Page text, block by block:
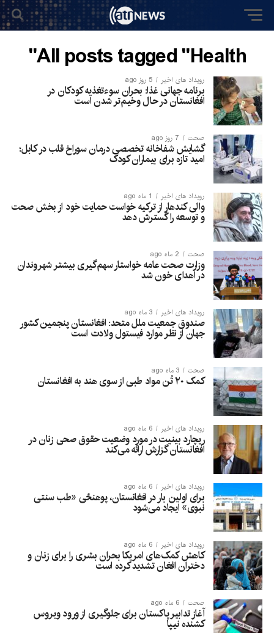
All posts tagged "Health"
رویداد های اخیر 5 روز ago
برنامه جهانی غذا: بحران سوءتغذیه کودکان در
افغانستان در حال وخیم‌تر شدن است
صحت 7 روز ago
گشایش شفاخانه تخصصی درمان سوراخ قلب در کابل؛
امید تازه برای بیماران کودک
رویداد های اخیر 1 ماه ago
والی کندهار از ترکیه خواست حمایت خود از بخش صحت
و توسعه را گسترش دهد
صحت 2 ماه ago
وزارت صحت عامه خواستار سهم‌گیری بیشتر شهروندان
در اهدای خون شد
رویداد های اخیر 3 ماه ago
صندوق جمعیت ملل متحد: افغانستان پنجمین کشور
جهان از نظر موارد فیستول ولادت است
صحت 3 ماه ago
کمک ۲۰ تُن مواد طبی از سوی هند به افغانستان
رویداد های اخیر 6 ماه ago
ریچارد بینیت در مورد وضعیت حقوق صحی زنان در
افغانستان گزارش ارائه می‌کند
رویداد های اخیر 6 ماه ago
برای اولین بار در افغانستان، پوهنځی «طب سنتی
نبوی» ایجاد می‌شود
رویداد های اخیر 6 ماه ago
کاهش کمک‌های امریکا بحران بشری را برای زنان و
دختران افغان تشدید کرده است
صحت 6 ماه ago
آغاز تدابیر پاکستان برای جلوگیری از ورود ویروس
کشنده نیپا